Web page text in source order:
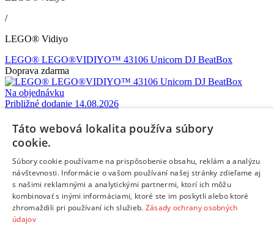
/
LEGO® Vidiyo
LEGO® LEGO®VIDIYO™ 43106 Unicorn DJ BeatBox
Doprava zdarma
Na objednávku
Približné dodanie 14.08.2026
Pridať do košíka
Porovnať
Informácie a kontakty
Informácie a kontakty
Andrea Klub
Splátkový predaj
Obchodné podmienky
Táto webová lokalita používa súbory
cookie.
Súbory cookie používame na prispôsobenie obsahu, reklám a analýzu
návštevnosti. Informácie o vašom používaní našej stránky zdieľame aj
s našimi reklamnými a analytickými partnermi, ktorí ich môžu
kombinovať s inými informáciami, ktoré ste im poskytli alebo ktoré
zhromaždili pri používaní ich služieb. Zásady ochrany osobných
údajov